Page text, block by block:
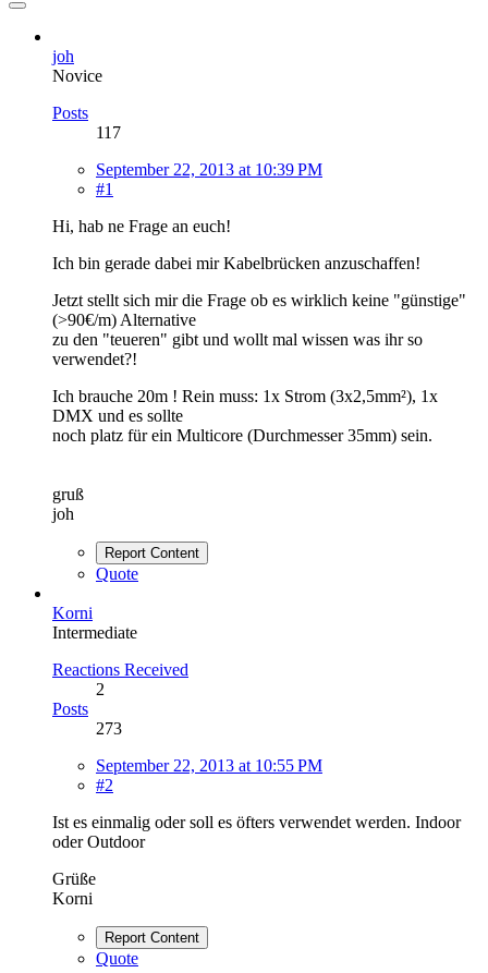
joh
Novice
Posts
117
September 22, 2013 at 10:39 PM
#1
Hi, hab ne Frage an euch!
Ich bin gerade dabei mir Kabelbrücken anzuschaffen!
Jetzt stellt sich mir die Frage ob es wirklich keine "günstige"
(>90€/m) Alternative
zu den "teueren" gibt und wollt mal wissen was ihr so
verwendet?!
Ich brauche 20m ! Rein muss: 1x Strom (3x2,5mm²), 1x
DMX und es sollte
noch platz für ein Multicore (Durchmesser 35mm) sein.
gruß
joh
Report Content
Quote
Korni
Intermediate
Reactions Received
2
Posts
273
September 22, 2013 at 10:55 PM
#2
Ist es einmalig oder soll es öfters verwendet werden. Indoor
oder Outdoor
Grüße
Korni
Report Content
Quote